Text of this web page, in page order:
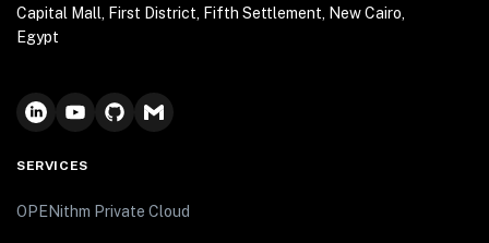
Capital Mall, First District, Fifth Settlement, New Cairo,
Egypt
SERVICES
OPENithm Private Cloud